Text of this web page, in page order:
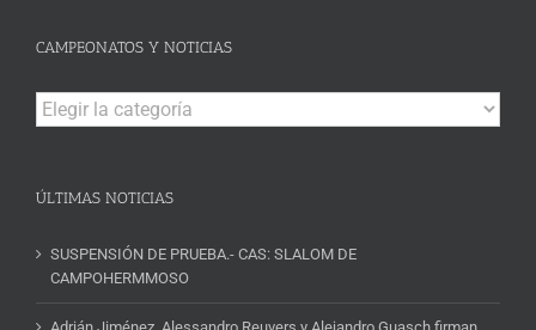
CAMPEONATOS Y NOTICIAS
Campeonatos
y
ÚLTIMAS NOTICIAS
SUSPENSIÓN DE PRUEBA.- CAS: SLALOM DE
CAMPOHERMMOSO